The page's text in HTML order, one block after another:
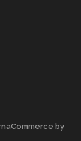
by